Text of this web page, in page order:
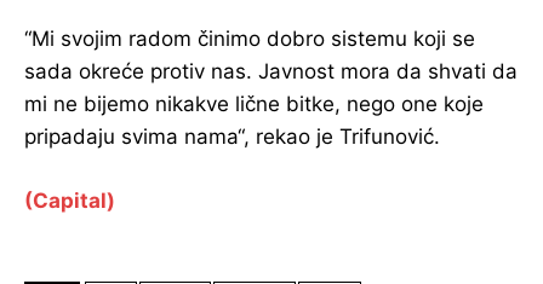
“Mi svojim radom činimo dobro sistemu koji se
sada okreće protiv nas. Javnost mora da shvati da
mi ne bijemo nikakve lične bitke, nego one koje
pripadaju svima nama“, rekao je Trifunović.
(Capital)